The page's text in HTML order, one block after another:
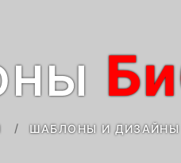
ШАБЛОНЫ И ДИЗАЙНЫ